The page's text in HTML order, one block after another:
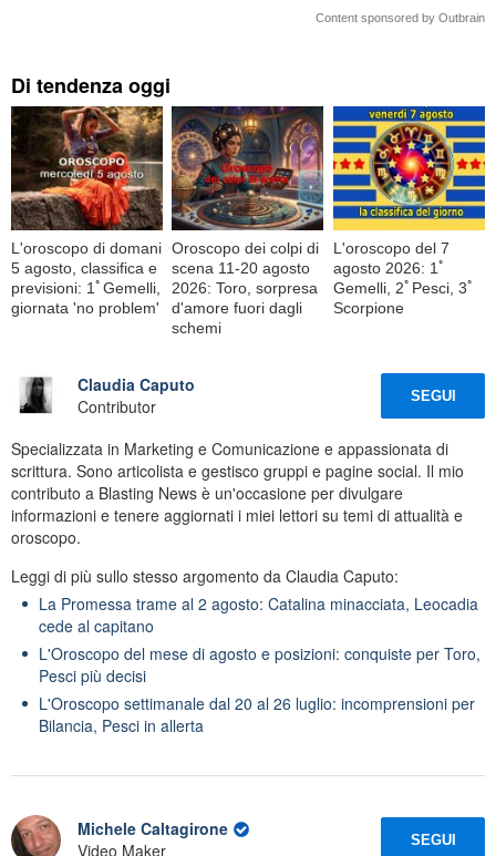
Content sponsored by Outbrain
Di tendenza oggi
L'oroscopo di domani
5 agosto, classifica e
previsioni: 1ﾟGemelli,
giornata 'no problem'
Oroscopo dei colpi di
scena 11-20 agosto
2026: Toro, sorpresa
d'amore fuori dagli
schemi
L'oroscopo del 7
agosto 2026: 1ﾟ
Gemelli, 2ﾟPesci, 3ﾟ
Scorpione
Claudia Caputo
Contributor
SEGUI
Specializzata in Marketing e Comunicazione e appassionata di
scrittura. Sono articolista e gestisco gruppi e pagine social. Il mio
contributo a Blasting News è un'occasione per divulgare
informazioni e tenere aggiornati i miei lettori su temi di attualità e
oroscopo.
Leggi di più sullo stesso argomento da Claudia Caputo:
La Promessa trame al 2 agosto: Catalina minacciata, Leocadia
cede al capitano
L'Oroscopo del mese di agosto e posizioni: conquiste per Toro,
Pesci più decisi
L'Oroscopo settimanale dal 20 al 26 luglio: incomprensioni per
Bilancia, Pesci in allerta
Michele Caltagirone
Video Maker
SEGUI